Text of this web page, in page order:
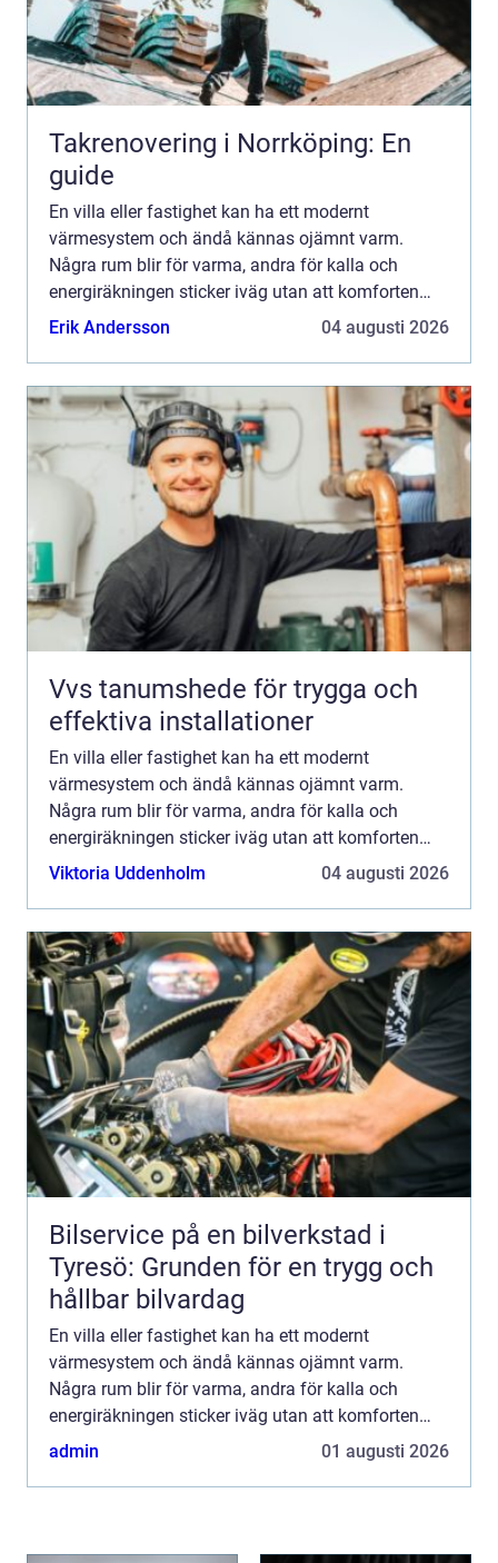
Takrenovering i Norrköping: En
guide
En villa eller fastighet kan ha ett modernt
värmesystem och ändå kännas ojämnt varm.
Några rum blir för varma, andra för kalla och
energiräkningen sticker iväg utan att komforten
följer med. Ofta handlar problemet inte om
Erik Andersson 04 augusti 2026
Vvs tanumshede för trygga och
effektiva installationer
En villa eller fastighet kan ha ett modernt
värmesystem och ändå kännas ojämnt varm.
Några rum blir för varma, andra för kalla och
energiräkningen sticker iväg utan att komforten
följer med. Ofta handlar problemet inte om
Viktoria Uddenholm 04 augusti 2026
Bilservice på en bilverkstad i
Tyresö: Grunden för en trygg och
hållbar bilvardag
En villa eller fastighet kan ha ett modernt
värmesystem och ändå kännas ojämnt varm.
Några rum blir för varma, andra för kalla och
energiräkningen sticker iväg utan att komforten
följer med. Ofta handlar problemet inte om
admin 01 augusti 2026